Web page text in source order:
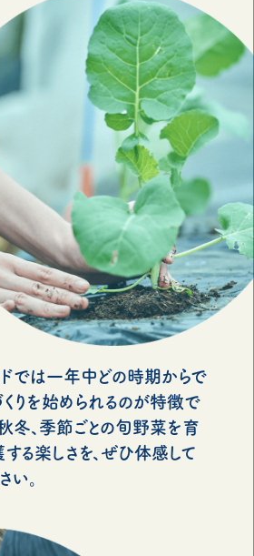
では一年中どの時期からで
りを始められるのが特徴で
冬、季節ごとの旬野菜を育
る楽しさを、ぜひ体感して
い。